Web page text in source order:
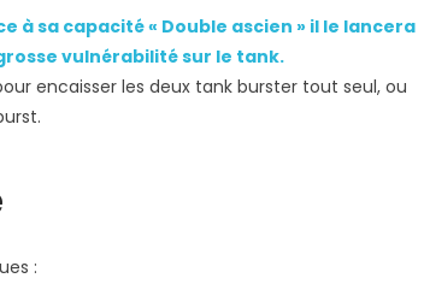
à sa capacité « Double ascien » il le lancera
vulnérabilité sur le tank.
encaisser les deux tank burster tout seul, ou
: